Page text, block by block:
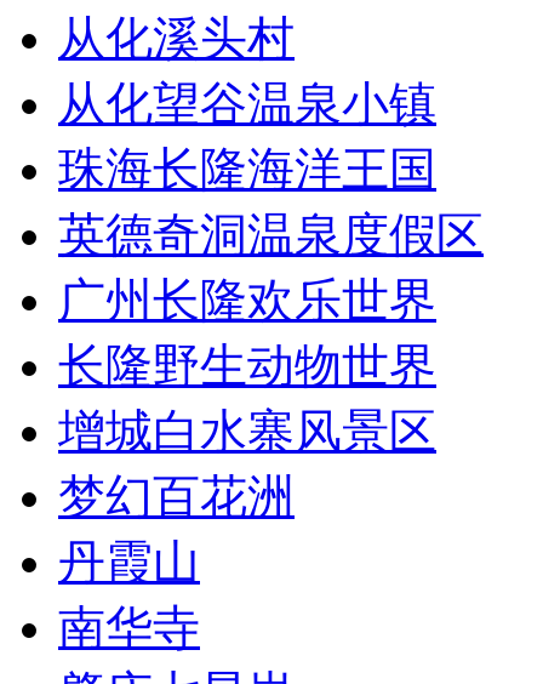
从化溪头村
从化望谷温泉小镇
珠海长隆海洋王国
英德奇洞温泉度假区
广州长隆欢乐世界
长隆野生动物世界
增城白水寨风景区
梦幻百花洲
丹霞山
南华寺